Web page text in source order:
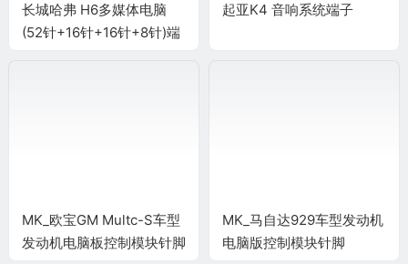
长城哈弗 H6多媒体电脑
(52针+16针+16针+8针)端
起亚K4 音响系统端子
MK_欧宝GM Multc-S车型
发动机电脑板控制模块针脚
MK_马自达929车型发动机
电脑版控制模块针脚